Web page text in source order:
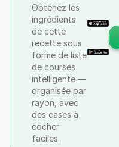
Obtenez les
ingrédients
de cette
recette sous
forme de liste
de courses
intelligente —
organisée par
rayon, avec
des cases à
cocher
faciles.